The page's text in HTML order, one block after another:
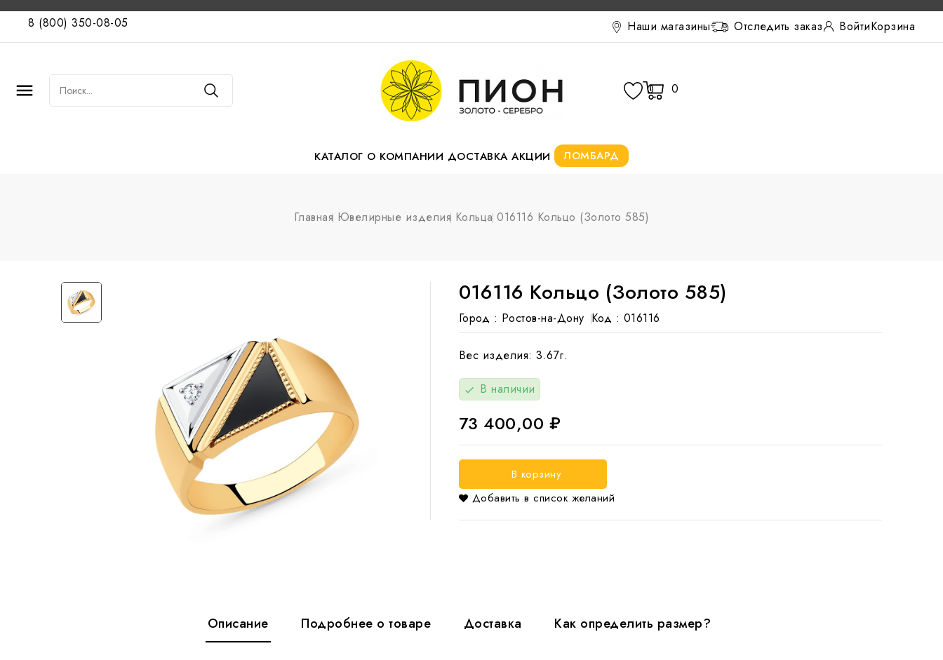
8 (800) 350-08-05 Наши магазины Отследить заказ ВойтиКорзина
 0 0
КАТАЛОГ О КОМПАНИИ ДОСТАВКА АКЦИИ ЛОМБАРД
Главная Ювелирные изделия Кольца 016116 Кольцо (Золото 585)
016116 Кольцо (Золото 585)
Город : Ростов-на-Дону Код : 016116
Вес изделия: 3.67г.
check В наличии
73 400,00 ₽
В корзину
Добавить в список желаний
Описание Подробнее о товаре Доставка Как определить размер?